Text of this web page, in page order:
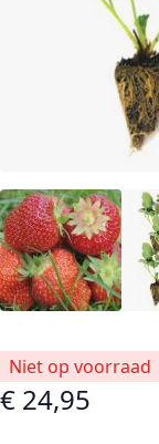
Niet op voorraad
€ 24,95